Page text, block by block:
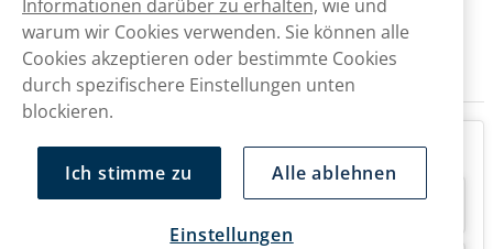
Bitte beachte, dass bei allen Bestellungen eine Altersprüfung
sowie eine Unterschrift bei der Zustellung erforderlich sind.
FAQ
Ist XQS Snus in der Schweiz erhältlich?
Informationen darüber zu erhalten, wie und
warum wir Cookies verwenden. Sie können alle
Cookies akzeptieren oder bestimmte Cookies
durch spezifischere Einstellungen unten
blockieren.
Ich stimme zu Alle ablehnen
Einstellungen